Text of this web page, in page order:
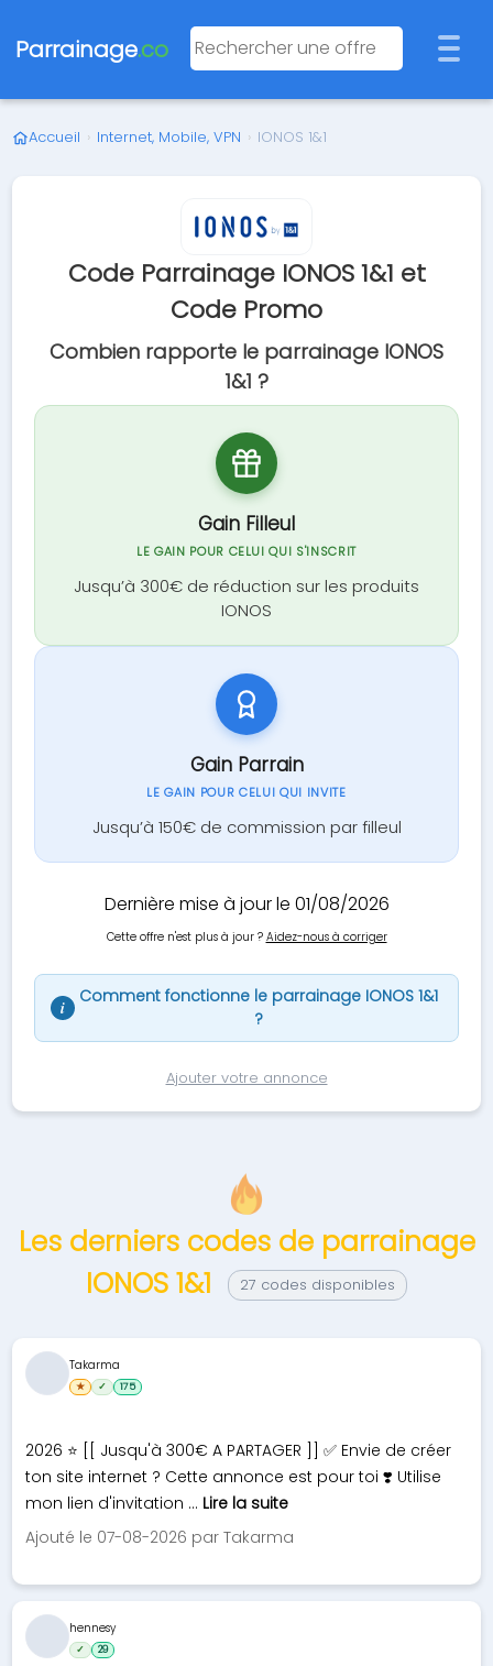
Parrainage.co
Accueil › Internet, Mobile, VPN › IONOS 1&1
Code Parrainage IONOS 1&1 et
Code Promo
Combien rapporte le parrainage IONOS
1&1 ?
Gain Filleul
LE GAIN POUR CELUI QUI S'INSCRIT
Jusqu’à 300€ de réduction sur les produits
IONOS
Gain Parrain
LE GAIN POUR CELUI QUI INVITE
Jusqu’à 150€ de commission par filleul
Dernière mise à jour le 01/08/2026
Cette offre n'est plus à jour ? Aidez-nous à corriger
i
Comment fonctionne le parrainage IONOS 1&1
?
Ajouter votre annonce
Les derniers codes de parrainage
IONOS 1&1
27 codes disponibles
2026 ⭐ [[ Jusqu'à 300€ A PARTAGER ]] ✅ Envie de créer
ton site internet ? Cette annonce est pour toi ❣️ Utilise
mon lien d'invitation ... Lire la suite
Ajouté le 07-08-2026 par Takarma
Takarma
★ ✓ 175
hennesy
✓ 29